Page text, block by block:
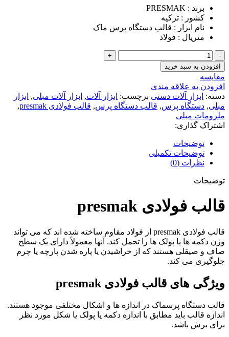
برند : PRESMAK
کشور : ترکیه
نام ابزار : قالب دستگاه پرس ماک
متریال : فولاد
قالب
فولادی
presmak
عدد
افزودن به سبد خرید
مقايسه
افزودن به علاقه مندی
دسته: ابزار آلات دستی برچسب: ابزار آلات, ابزار آلات مبلی, ابزار
مبلی, دستگاه پرس, قالب دستگاه پرس, قالب فولادی presmak
,
ملزومات مبلی
اشتراک گذاری:
توضیحات
توضیحات تکمیلی
نظرات (0)
توضیحات
قالب فولادی presmak
قالب فولادی presmak از فولاد مقاوم ساخته شده اند که می تواند
وزن دکمه ها یا پولک ها را تحمل کند. آنها معمولاً دارای یک سطح
صاف و صیقلی هستند که از خراشیدن یا پاره شدن پارچه یا چرم
جلوگیری می کند.
ویژگی های قالب فولادی presmak
قالب دستگاه پرسماک در اندازه ها و اشکال مختلفی موجود هستند.
اندازه قالب باید مطابق با اندازه دکمه یا پولک یا شکل مورد نظر
برای برش باشد.